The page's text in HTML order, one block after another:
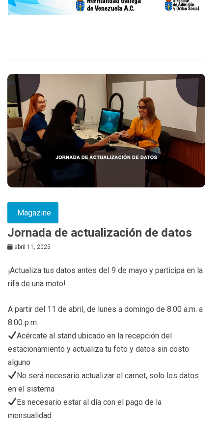
Magazine
Jornada de actualización de datos
abril 11, 2025
¡Actualiza tus datos antes del 9 de mayo y participa en la
rifa de una moto!
A partir del 11 de abril, de lunes a domingo de 8:00 a.m. a
8:00 p.m.
Acércate al stand ubicado en la recepción del
estacionamiento y actualiza tu foto y datos sin costo
alguno
No será necesario actualizar el carnet, solo los datos
en el sistema
Es necesario estar al día con el pago de la
mensualidad